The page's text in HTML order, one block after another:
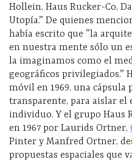
Hollein, Haus Rucker-Co,
Utopía.” De quienes
había escrito que “la
en nuestra mente sólo un
la imaginamos como el
geográficos privilegiados.”
móvil en 1969, una
transparente, para aislar el
individuo. Y el grupo Haus
en 1967 por Laurids Ortner,
Pinter y Manfred Ortner,
propuestas espaciales que